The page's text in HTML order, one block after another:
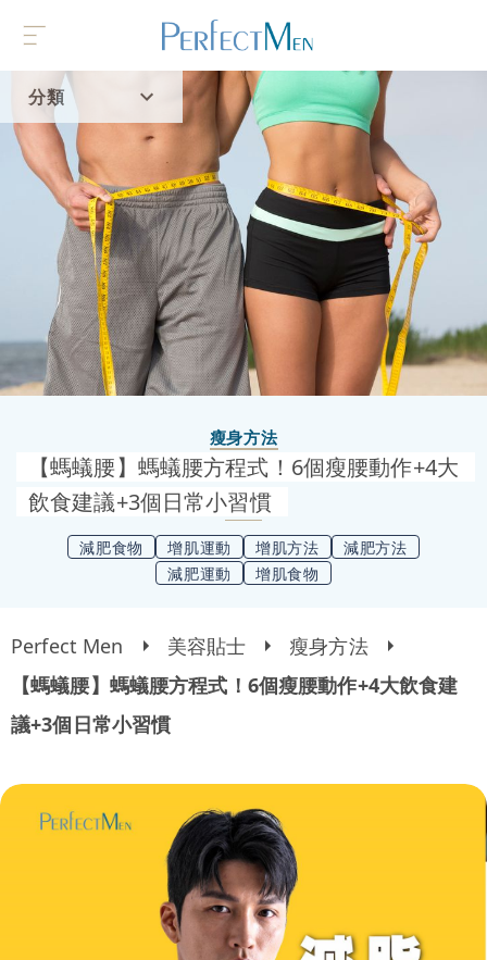
分類
首頁
流行趨勢
瘦身方法
【螞蟻腰】螞蟻腰方程式！6個瘦腰動作+4大
飲食建議+3個日常小習慣
減肥食物 增肌運動 增肌方法
減肥方法
減肥運動
增肌食物
Perfect Men 美容貼士
瘦身方法
【螞蟻腰】螞蟻腰方程式！6個瘦腰動作+4大飲食建
議+3個日常小習慣